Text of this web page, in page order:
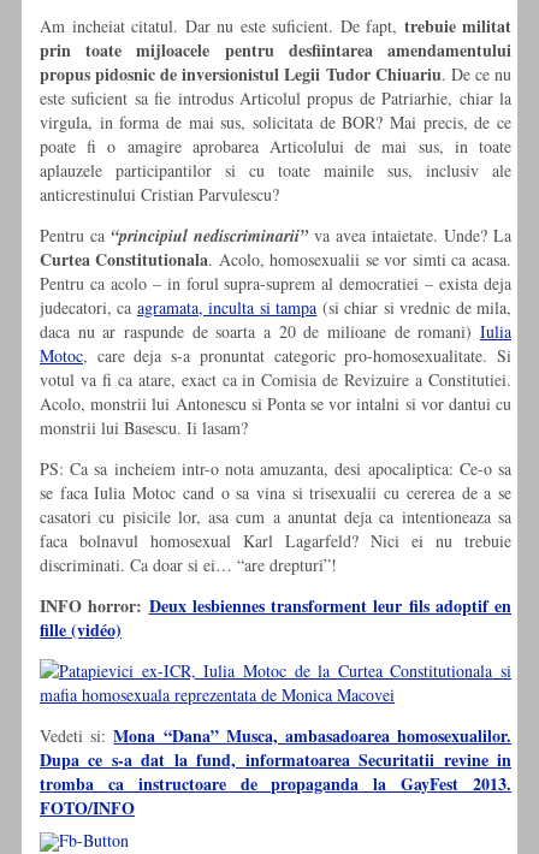
Am incheiat citatul. Dar nu este suficient. De fapt, trebuie militat
prin toate mijloacele pentru desfiintarea amendamentului
propus pidosnic de inversionistul Legii Tudor Chiuariu. De ce nu
este suficient sa fie introdus Articolul propus de Patriarhie, chiar la
virgula, in forma de mai sus, solicitata de BOR? Mai precis, de ce
poate fi o amagire aprobarea Articolului de mai sus, in toate
aplauzele participantilor si cu toate mainile sus, inclusiv ale
anticrestinului Cristian Parvulescu?
Pentru ca “principiul nediscriminarii” va avea intaietate. Unde? La
Curtea Constitutionala. Acolo, homosexualii se vor simti ca acasa.
Pentru ca acolo – in forul supra-suprem al democratiei – exista deja
judecatori, ca agramata, inculta si tampa (si chiar si vrednic de mila,
daca nu ar raspunde de soarta a 20 de milioane de romani) Iulia
Motoc, care deja s-a pronuntat categoric pro-homosexualitate. Si
votul va fi ca atare, exact ca in Comisia de Revizuire a Constitutiei.
Acolo, monstrii lui Antonescu si Ponta se vor intalni si vor dantui cu
monstrii lui Basescu. Ii lasam?
PS: Ca sa incheiem intr-o nota amuzanta, desi apocaliptica: Ce-o sa
se faca Iulia Motoc cand o sa vina si trisexualii cu cererea de a se
casatori cu pisicile lor, asa cum a anuntat deja ca intentioneaza sa
faca bolnavul homosexual Karl Lagarfeld? Nici ei nu trebuie
discriminati. Ca doar si ei… “are drepturi”!
INFO horror: Deux lesbiennes transforment leur fils adoptif en
fille (vidéo)
Vedeti si:Mona “Dana” Musca, ambasadoarea homosexualilor.
Dupa ce s-a dat la fund, informatoarea Securitatii revine in
tromba ca instructoare de propaganda la GayFest 2013.
FOTO/INFO